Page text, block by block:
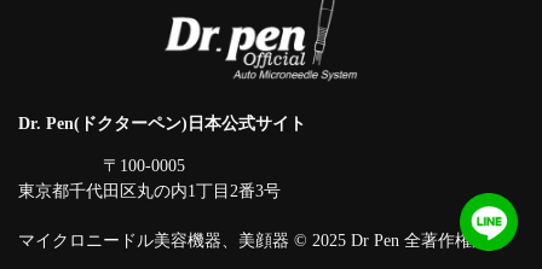
Dr. Pen(ドクターペン)日本公式サイト
〒100-0005
東京都千代田区丸の内1丁目2番3号
マイクロニードル美容機器、美顔器 © 2025 Dr Pen 全著作権所有